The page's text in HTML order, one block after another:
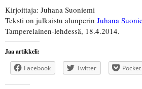
Kirjoittaja: Juhana Suoniemi
Teksti on julkaistu alunperin Juhana
Tamperelainen-lehdessä, 18.4.2014.
Jaa artikkeli:
Facebook
Twitter Pocket